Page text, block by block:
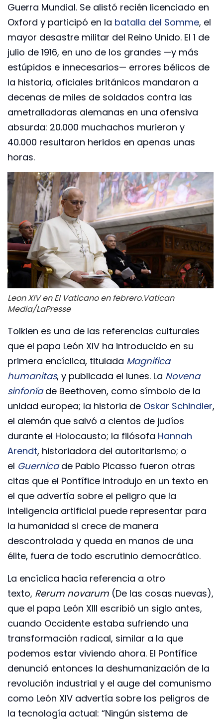
Guerra Mundial. Se alistó recién licenciado en
Oxford y participó en la batalla del Somme, el
mayor desastre militar del Reino Unido. El 1 de
julio de 1916, en uno de los grandes —y más
estúpidos e innecesarios— errores bélicos de
la historia, oficiales británicos mandaron a
decenas de miles de soldados contra las
ametralladoras alemanas en una ofensiva
absurda: 20.000 muchachos murieron y
40.000 resultaron heridos en apenas unas
horas.
Leon XIV en El Vaticano en febrero.Vatican
Media/LaPresse
Tolkien es una de las referencias culturales
que el papa León XIV ha introducido en su
primera encíclica, titulada Magnifica
humanitas, y publicada el lunes. La Novena
sinfoníade Beethoven, como símbolo de la
unidad europea; la historia de Oskar Schindler,
el alemán que salvó a cientos de judíos
durante el Holocausto; la filósofa Hannah
Arendt, historiadora del autoritarismo; o
el Guernicade Pablo Picasso fueron otras
citas que el Pontífice introdujo en un texto en
el que advertía sobre el peligro que la
inteligencia artificial puede representar para
la humanidad si crece de manera
descontrolada y queda en manos de una
élite, fuera de todo escrutinio democrático.
La encíclica hacía referencia a otro
texto, Rerum novarum (De las cosas nuevas),
que el papa León XIII escribió un siglo antes,
cuando Occidente estaba sufriendo una
transformación radical, similar a la que
podemos estar viviendo ahora. El Pontífice
denunció entonces la deshumanización de la
revolución industrial y el auge del comunismo
como León XIV advertía sobre los peligros de
la tecnología actual: “Ningún sistema de